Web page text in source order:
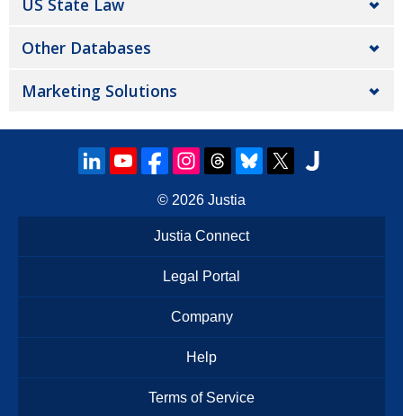
US State Law
Other Databases
Marketing Solutions
© 2026 Justia
Justia Connect
Legal Portal
Company
Help
Terms of Service